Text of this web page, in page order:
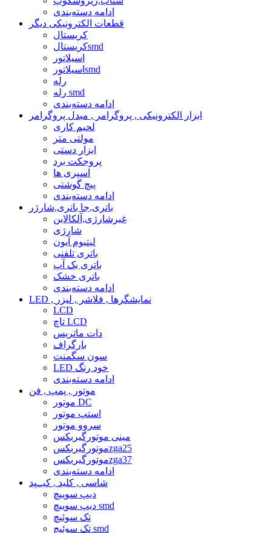
ادامه دسته‌بندی
قطعات الکترونیکی دیگر
کریستال
کریستالsmd
اسیلاتور
اسیلاتورsmd
رله
رله smd
ادامه دسته‌بندی
ابزار الکترونیکی , پروگرامر , مبدل پروگرامر
لحیم کاری
مولتی متر
ابزار دستی
پروجکت برد
اسپری ها
پیچ گوشتی
ادامه دسته‌بندی
باتری,جا باتری,شارژر
غیرشارژی,آلکالاین
شارژی
لیتیوم آیون
باتری تلفنی
باتری بک آپ
باتری خشک
ادامه دسته‌بندی
LED , نمایشگرها , فلاشر , لیزر
LCD
تاچ LCD
دات ماتریس
بارگراف
سون سگمنت
LED خود رنگ
ادامه دسته‌بندی
موتور , پمپ , فن
موتور DC
استپ موتور
سروو موتور
مینی موتورگیربکس
موتورگیربکسzga25
موتورگیربکسzga37
ادامه دسته‌بندی
شاسی , کلید , کیــپد
دیپ سوییچ
دیپ سوییچ smd
تک سوئیچ
تک سوئیچ smd